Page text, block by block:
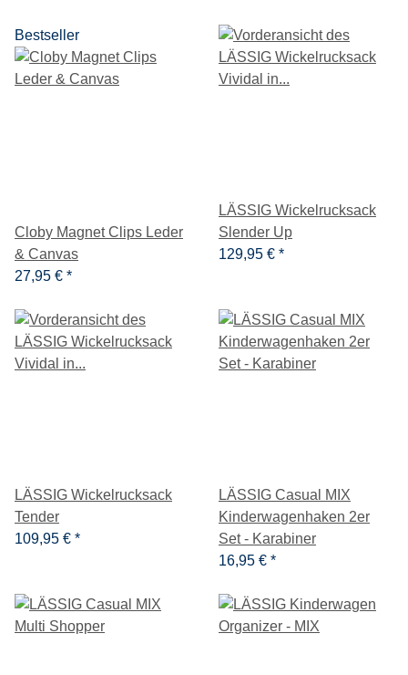
Bestseller
Cloby Magnet Clips Leder
& Canvas
27,95 € *
LÄSSIG Wickelrucksack
Slender Up
129,95 € *
LÄSSIG Wickelrucksack
Tender
109,95 € *
LÄSSIG Casual MIX
Kinderwagenhaken 2er
Set - Karabiner
16,95 € *